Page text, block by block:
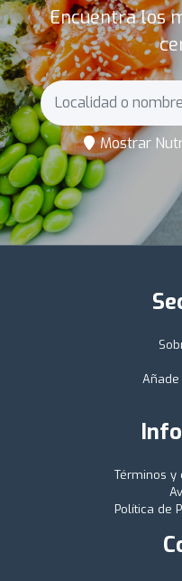
Encuentra los
Mostrar
Términos y
Política de